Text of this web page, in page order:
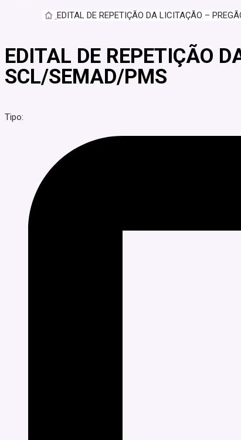
EDITAL DE REPETIÇÃO DA LICITAÇÃO –
EDITAL DE REPETIÇÃO
SCL/SEMAD/PMS
Tipo: